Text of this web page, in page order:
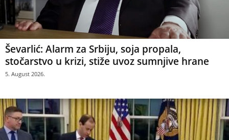
Ševarlić: Alarm za Srbiju, soja propala,
stočarstvo u krizi, stiže uvoz sumnjive hrane
5. August 2026.